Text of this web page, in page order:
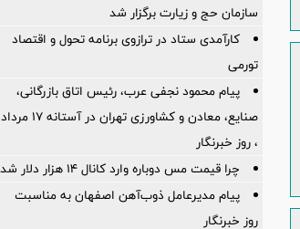
سازمان حج و زیارت برگزار شد
کارآمدی ستاد در ترازوی برنامه تحول و اقتصاد
تورمی
پیام محمود نجفی عرب، رئیس اتاق بازرگانی،
صنایع، معادن و کشاورزی تهران در آستانه 17 مرداد
، روز خبرنگار
چرا قیمت مس دوباره وارد کانال ۱۴ هزار دلار شد
پیام مدیرعامل ذوب‌آهن اصفهان به مناسبت
روز خبرنگار